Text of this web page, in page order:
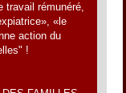
travail rémunéré,
«le
action du
!